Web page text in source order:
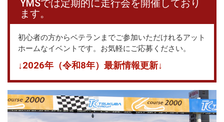
YMSでは定期的に走行会を開催しており
ます。
初心者の方からベテランまでご参加いただけれるアット
ホームなイベントです。お気軽にご応募ください。
↓2026年（令和8年）最新情報更新↓